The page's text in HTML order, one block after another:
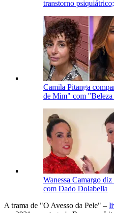
transtorno
Camila Pitanga
de Mim" com "Beleza
Wanessa Camargo
com Dado Dolabella
A trama de "O Avesso da Pele" –